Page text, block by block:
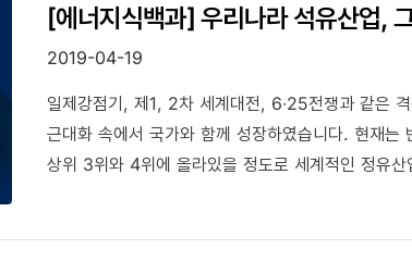
[에너지식백과] 우리나라 석유산업,
2019-04-19
일제강점기, 제1, 2차 세계대전, 6∙25전쟁과 같은
근대화 속에서 국가와 함께 성장하였습니다. 현재
상위 3위와 4위에 올라있을 정도로 세계적인 정유